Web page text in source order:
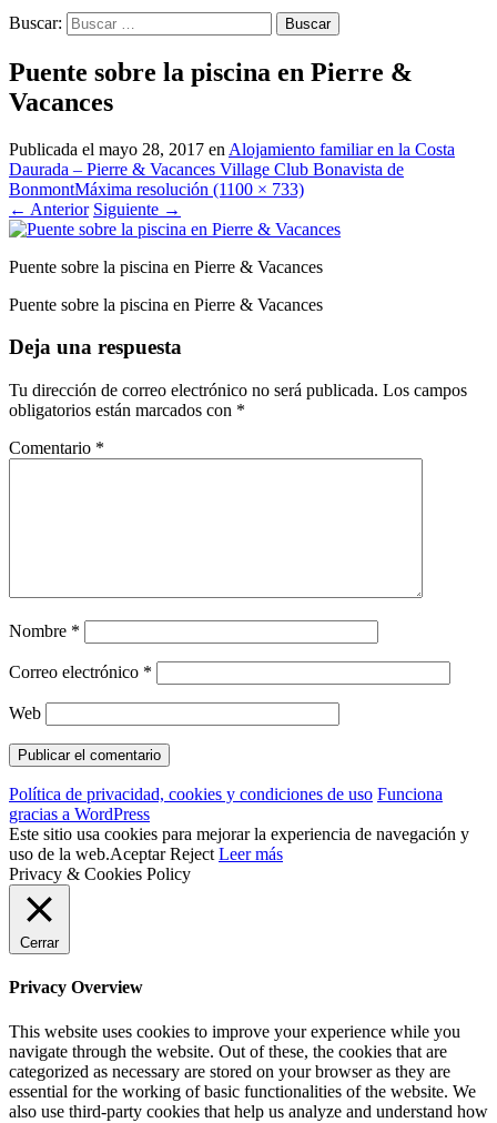
Buscar:
Puente sobre la piscina en Pierre &
Vacances
Publicada el mayo 28, 2017 en Alojamiento familiar en la Costa
Daurada – Pierre & Vacances Village Club Bonavista de
BonmontMáxima resolución (1100 × 733)
← Anterior Siguiente →
Puente sobre la piscina en Pierre & Vacances
Puente sobre la piscina en Pierre & Vacances
Deja una respuesta
Tu dirección de correo electrónico no será publicada. Los campos
obligatorios están marcados con *
Comentario *
Nombre *
Correo electrónico *
Web
Política de privacidad, cookies y condiciones de uso Funciona
gracias a WordPress
Este sitio usa cookies para mejorar la experiencia de navegación y
uso de la web.Aceptar Reject Leer más
Privacy & Cookies Policy
Cerrar
Privacy Overview
This website uses cookies to improve your experience while you
navigate through the website. Out of these, the cookies that are
categorized as necessary are stored on your browser as they are
essential for the working of basic functionalities of the website. We
also use third-party cookies that help us analyze and understand how